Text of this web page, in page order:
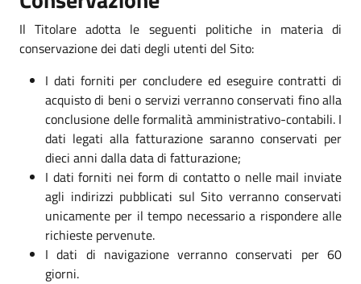
Il Titolare adotta le seguenti politiche in materia di
conservazione dei dati degli utenti del Sito:
I dati forniti per concludere ed eseguire contratti di
acquisto di beni o servizi verranno conservati fino alla
conclusione delle formalità amministrativo-contabili. I
dati legati alla fatturazione saranno conservati per
dieci anni dalla data di fatturazione;
I dati forniti nei form di contatto o nelle mail inviate
agli indirizzi pubblicati sul Sito verranno conservati
unicamente per il tempo necessario a rispondere alle
richieste pervenute.
I dati di navigazione verranno conservati per 60
giorni.